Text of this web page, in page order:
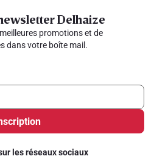
Delhaize
promotions et de
dans votre boîte mail.
les réseaux sociaux